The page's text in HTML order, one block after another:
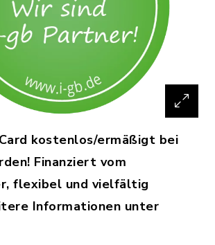
kostenlos/ermäßigt bei
Finanziert vom
flexibel und vielfältig
Informationen unter